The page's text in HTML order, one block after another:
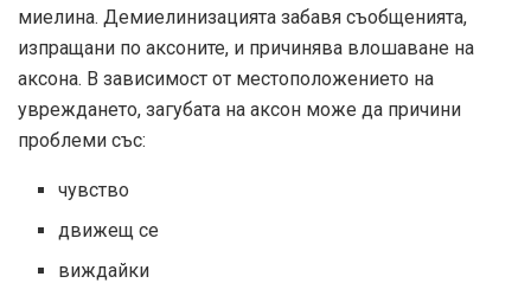
миелина. Демиелинизацията забавя съобщенията,
изпращани по аксоните, и причинява влошаване на
аксона. В зависимост от местоположението на
увреждането, загубата на аксон може да причини
проблеми със:
чувство
движещ се
виждайки